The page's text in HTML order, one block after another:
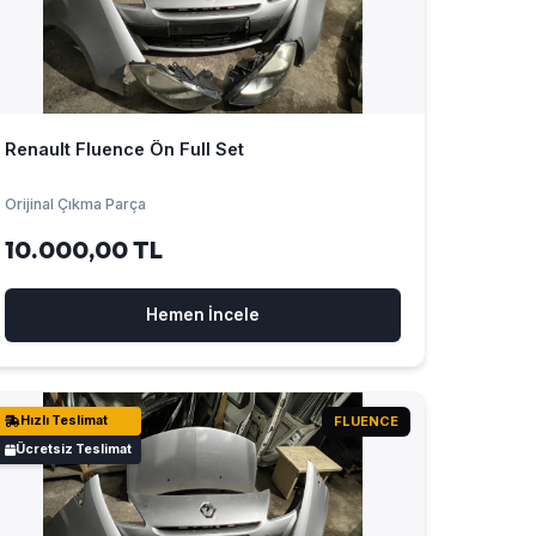
Renault Fluence Ön Full Set
Orijinal Çıkma Parça
10.000,00 TL
Hemen İncele
Hızlı Teslimat
Ücretsiz Teslimat
FLUENCE